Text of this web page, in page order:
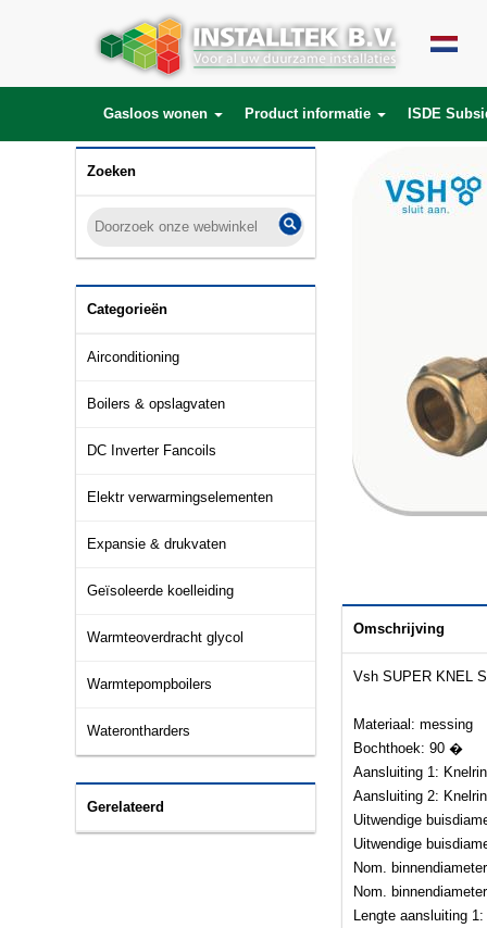
Gasloos wonen Product informatie ISDE
Zoeken
Categorieën
Airconditioning
Boilers & opslagvaten
DC Inverter Fancoils
Elektr verwarmingselementen
Expansie & drukvaten
Geïsoleerde koelleiding
Warmteoverdracht glycol
Warmtepompboilers
Waterontharders
Gerelateerd
Omschrijving
Vsh SUPER KNEL
Materiaal: messing
Bochthoek: 90 �
Aansluiting 1:
Aansluiting 2:
Uitwendige
Uitwendige
Nom.
Nom.
Lengte aansluiting